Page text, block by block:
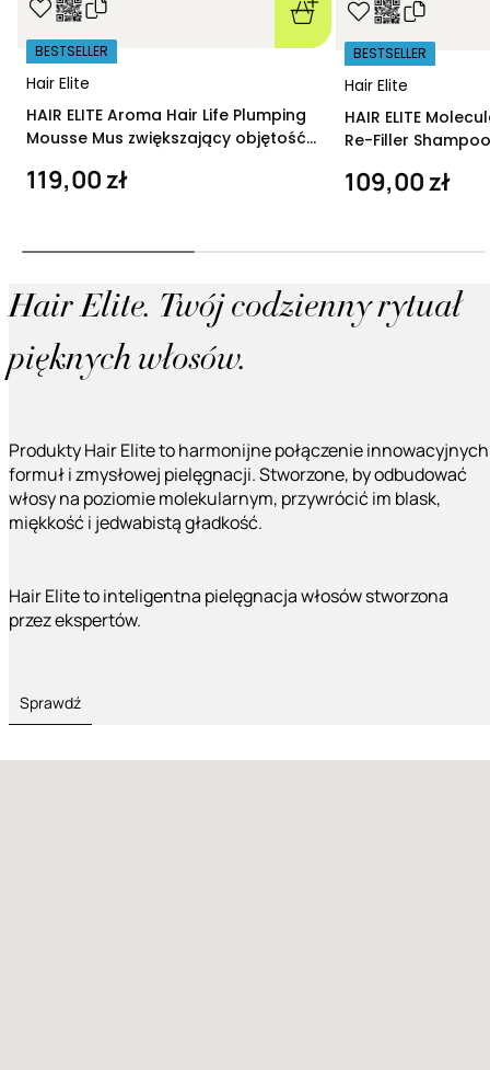
Hair Elite
BESTSELLER
HAIR ELITE Aroma Hair Life Plumping
Mousse Mus zwiększający objętość
119,00 zł
Hair Elite
BESTSELLER
HAIR ELITE
Re-Filler
109,00 zł
Hair Elite. Twój codzienny rytuał
pięknych włosów.
Produkty Hair Elite to harmonijne połączenie innowacyjnych
formuł i zmysłowej pielęgnacji. Stworzone, by odbudować
włosy na poziomie molekularnym, przywrócić im blask,
miękkość i jedwabistą gładkość.
Hair Elite to inteligentna pielęgnacja włosów stworzona
przez ekspertów.
Sprawdź